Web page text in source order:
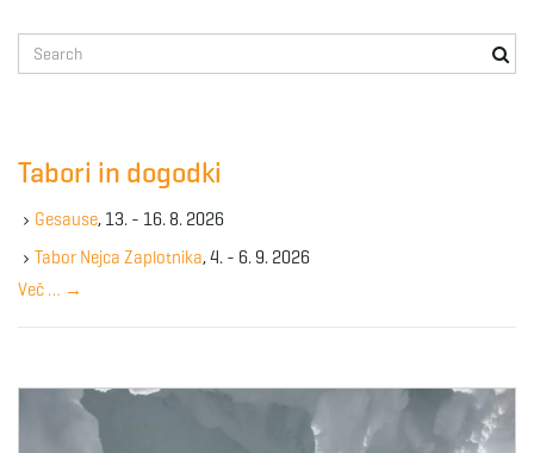
e
e
y
w
r
Tabori in dogodki
Gesause, 13. - 16. 8. 2026
Tabor Nejca Zaplotnika, 4. - 6. 9. 2026
Več … →